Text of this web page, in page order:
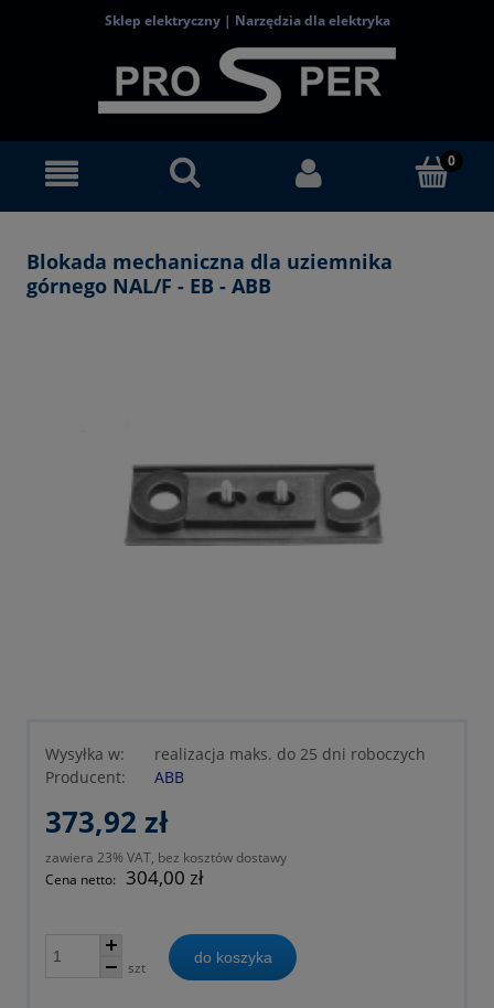
Sklep elektryczny | Narzędzia dla elektryka
Blokada mechaniczna dla uziemnika
górnego NAL/F - EB - ABB
Wysyłka w:
realizacja maks. do 25 dni roboczych
Producent:
ABB
373,92 zł
zawiera 23% VAT, bez kosztów dostawy
Cena netto: 304,00 zł
szt
do koszyka